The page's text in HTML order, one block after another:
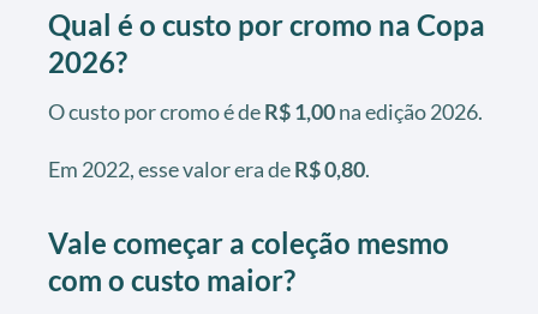
Qual é o custo por cromo na Copa
2026?
O custo por cromo é deR$ 1,00na edição 2026.
Em 2022, esse valor era deR$ 0,80.
Vale começar a coleção mesmo
com o custo maior?